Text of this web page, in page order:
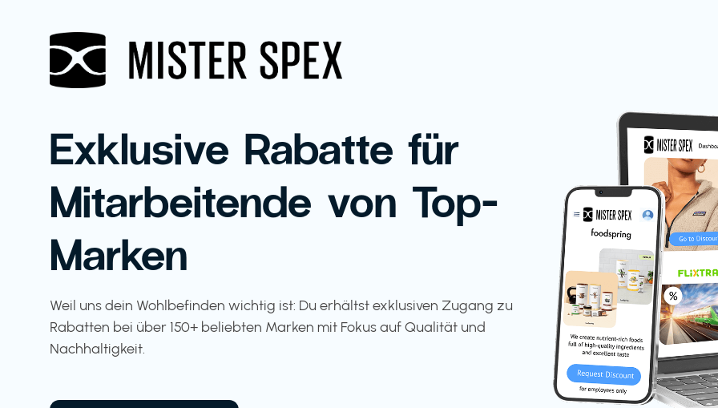
Exklusive Rabatte für
Mitarbeitende von Top-
Marken
Weil uns dein Wohlbefinden wichtig ist: Du erhältst exklusiven Zugang zu
Rabatten bei über 150+ beliebten Marken mit Fokus auf Qualität und
Nachhaltigkeit.